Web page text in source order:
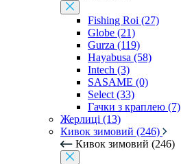
Fishing Roi (27)
Globe (21)
Gurza (119)
Hayabusa (58)
Intech (3)
SASAME (0)
Select (33)
Гачки з краплею (7)
Жерлиці (13)
Кивок зимовий (246)
Кивок зимовий (246)